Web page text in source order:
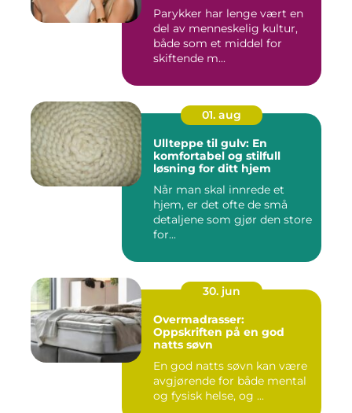
Parykker har lenge vært en
del av menneskelig kultur,
både som et middel for
skiftende m...
01. aug
Ullteppe til gulv: En
komfortabel og stilfull
løsning for ditt hjem
Når man skal innrede et
hjem, er det ofte de små
detaljene som gjør den store
for...
30. jun
Overmadrasser:
Oppskriften på en god
natts søvn
En god natts søvn kan være
avgjørende for både mental
og fysisk helse, og ...